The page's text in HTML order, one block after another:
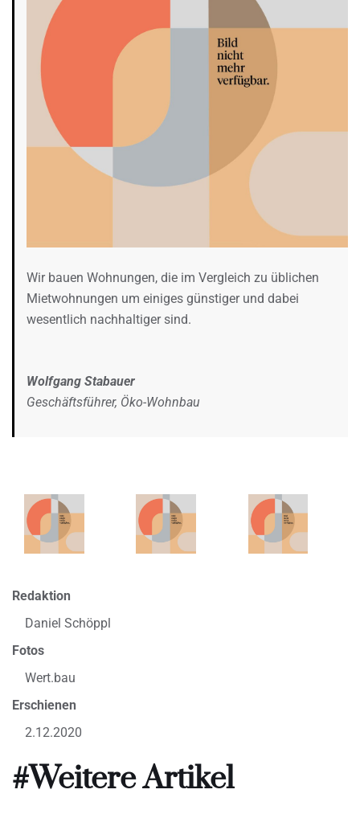
Wir bauen Wohnungen, die im Vergleich zu üblichen
Mietwohnungen um einiges günstiger und dabei
wesentlich nachhaltiger sind.
Wolfgang Stabauer
Geschäftsführer, Öko-Wohnbau
Redaktion
Daniel Schöppl
Fotos
Wert.bau
Erschienen
2.12.2020
#Weitere Artikel